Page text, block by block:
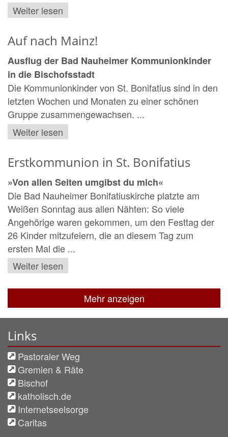
Weiter lesen
Auf nach Mainz!
Ausflug der Bad Nauheimer Kommunionkinder
in die Bischofsstadt
Die Kommunionkinder von St. Bonifatius sind in den
letzten Wochen und Monaten zu einer schönen
Gruppe zusammengewachsen. ...
Weiter lesen
Erstkommunion in St. Bonifatius
»Von allen Seiten umgibst du mich«
Die Bad Nauheimer Bonifatiuskirche platzte am
Weißen Sonntag aus allen Nähten: So viele
Angehörige waren gekommen, um den Festtag der
26 Kinder mitzufeiern, die an diesem Tag zum
ersten Mal die ...
Weiter lesen
Mehr anzeigen
Links
Pastoraler Weg
Gremien & Räte
Bischof
katholisch.de
Internetseelsorge
Caritas